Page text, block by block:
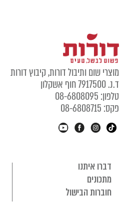
מוצרי שום ותיבול דורות, קיבוץ דורות
ד.נ. 7917500 חוף אשקלון
טלפון: 08-6808095
פקס: 08-6808715
דברו איתנו
מתכונים
חוברות הבישול